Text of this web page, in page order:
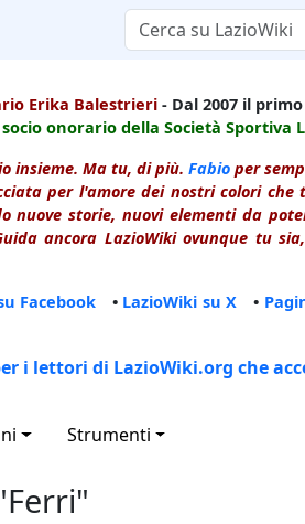
Erika Balestrieri - Dal 2007 il
socio onorario della Società Sportiva
insieme. Ma tu, di più. Fabio per
per l'amore dei nostri colori
nuove storie, nuovi elementi da
ancora LazioWiki ovunque tu
Facebook • LazioWiki su X •
i lettori di LazioWiki.org che
Strumenti